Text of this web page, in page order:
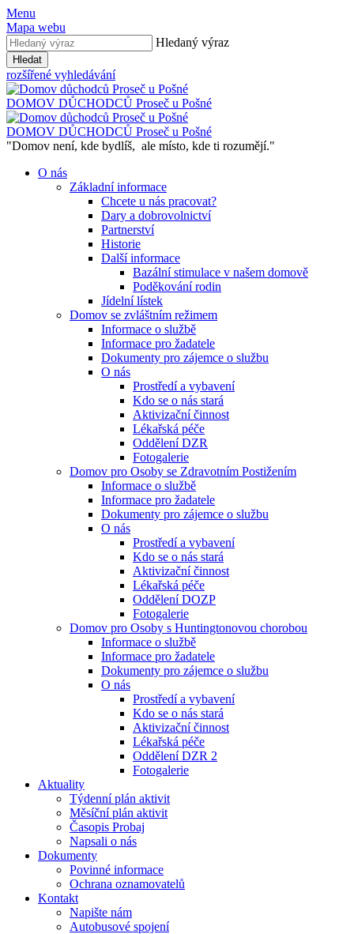
Menu
Mapa webu
Hledaný výraz
Hledat
rozšířené vyhledávání
DOMOV DŮCHODCŮ Proseč u Pošné
DOMOV DŮCHODCŮ Proseč u Pošné
"Domov není, kde bydlíš, ale místo, kde ti rozumějí."
O nás
Základní informace
Chcete u nás pracovat?
Dary a dobrovolnictví
Partnerství
Historie
Další informace
Bazální stimulace v našem domově
Poděkování rodin
Jídelní lístek
Domov se zvláštním režimem
Informace o službě
Informace pro žadatele
Dokumenty pro zájemce o službu
O nás
Prostředí a vybavení
Kdo se o nás stará
Aktivizační činnost
Lékařská péče
Oddělení DZR
Fotogalerie
Domov pro Osoby se Zdravotním Postižením
Informace o službě
Informace pro žadatele
Dokumenty pro zájemce o službu
O nás
Prostředí a vybavení
Kdo se o nás stará
Aktivizační činnost
Lékařská péče
Oddělení DOZP
Fotogalerie
Domov pro Osoby s Huntingtonovou chorobou
Informace o službě
Informace pro žadatele
Dokumenty pro zájemce o službu
O nás
Prostředí a vybavení
Kdo se o nás stará
Aktivizační činnost
Lékařská péče
Oddělení DZR 2
Fotogalerie
Aktuality
Týdenní plán aktivit
Měsíční plán aktivit
Časopis Probaj
Napsali o nás
Dokumenty
Povinné informace
Ochrana oznamovatelů
Kontakt
Napište nám
Autobusové spojení